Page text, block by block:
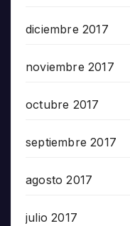
diciembre 2017
noviembre 2017
octubre 2017
septiembre 2017
agosto 2017
julio 2017